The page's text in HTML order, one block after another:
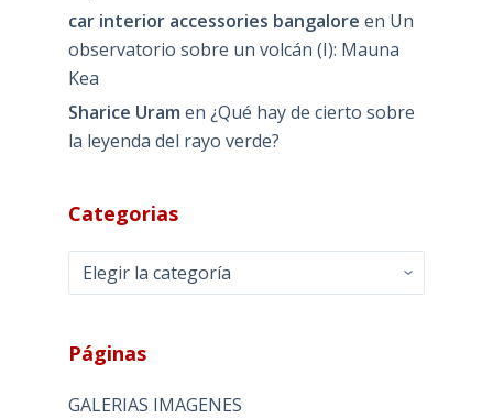
car interior accessories bangalore en Un
observatorio sobre un volcán (I): Mauna
Kea
Sharice Uram en ¿Qué hay de cierto sobre
la leyenda del rayo verde?
Categorias
Categorias
Páginas
GALERIAS IMAGENES